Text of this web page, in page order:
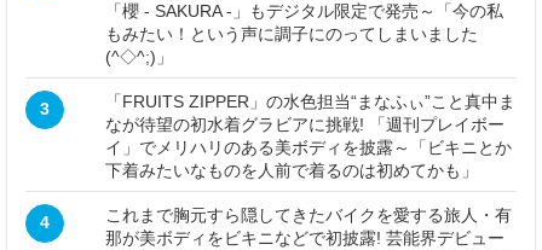
「櫻 - SAKURA -」もデジタル限定で発売～「今の私
もみたい！という声に調子にのってしまいました
(^◇^;)」
3
「FRUITS ZIPPER」の水色担当“まなふぃ”こと真中ま
なが待望の初水着グラビアに挑戦! 「週刊プレイボー
イ」でメリハリのある美ボディを披露～「ビキニとか
下着みたいなものを人前で着るのは初めてかも」
4
これまで胸元すら隠してきたバイクを愛する旅人・有
那が美ボディをビキニなどで初披露! 芸能界デビュー